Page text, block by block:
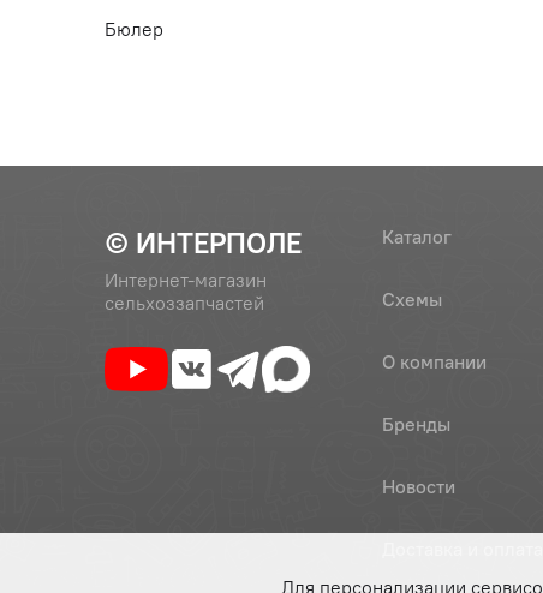
Бюлер
© ИНТЕРПОЛЕ
Интернет-магазин
сельхоззапчастей
Каталог
Схемы
О компании
Бренды
Новости
Для персонализации